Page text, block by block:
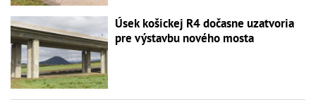
Úsek košickej R4 dočasne uzatvoria
pre výstavbu nového mosta